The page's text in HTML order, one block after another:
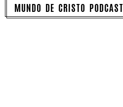
MUNDO DE CRISTO PODCAST